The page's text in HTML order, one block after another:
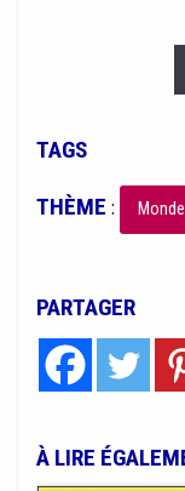
TAGS
THÈME :
PARTAGER
À LIRE